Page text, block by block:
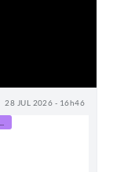
28 JUL 2026 - 16h46